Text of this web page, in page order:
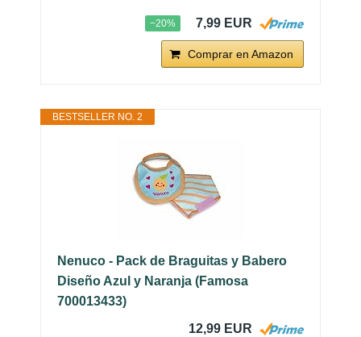
−20% 7,99 EUR
Comprar en Amazon
BESTSELLER NO. 2
Nenuco - Pack de Braguitas y Babero
Diseño Azul y Naranja (Famosa
700013433)
12,99 EUR